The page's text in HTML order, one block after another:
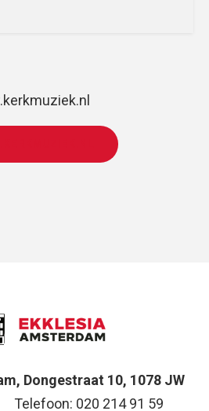
Dongestraat 10, 1078 JW
Telefoon: 020 214 91 59